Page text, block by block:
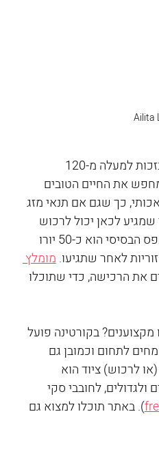
את החיים הטובים
שלג מלאכותי, כך שגם אם תנאי מזג
שמגיע לכאן יכול לרכוש
שכולל גישה חופשית ל-6 אזורי סקי, 86 מדרונות ו-36 רכבלים. מחיר הפס הבסיסי הוא כ-50 יורו
לאחר שתגיעו. מומלץ
את הרכישה, כדי שתוכלו
בקורטינה פועל
לתחום וכמובן גם
לרכוש) ציוד הוא
ולגדולים, לחובבי סקי
). באתר תוכלו למצוא גם